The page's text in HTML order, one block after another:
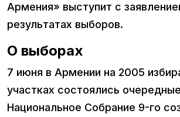
Армения» выступит с
результатах выборов.
О выборах
7 июня в Армении на 2005
участках состоялись
Национальное Собрание 9-го